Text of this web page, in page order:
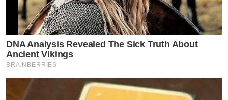
DNA Analysis Revealed The Sick Truth About
Ancient Vikings
BRAINBERRIES